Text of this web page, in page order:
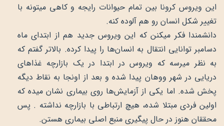
این ویروس کرونا بین تمام حیوانات رایجه و کاهی میتونه با
تغییر شکل انسان رو هم آلوده کنه.
دانشمندا فکر میکنن که این ویروس جدید هم از ابتدای ماه
دسامبر توانایی انتقال به انسان‌ها را پیدا کرده. بالاتر گفتم که
به نظر میرسه که ویروس در ابتدا در یک بازارچه‌ غذاهای
دریایی در شهر ووهان پیدا شده و بعد از اونجا به نقاط دیگه
پخش شده. اما یکی از آزمایش‌ها روی بیماری نشان میده که
اولین فردی مبتلا شده، هیچ ارتباطی با بازارچه نداشته . پس
محققان هنوز در حال پیگیری منبع اصلی بیماری هستن.